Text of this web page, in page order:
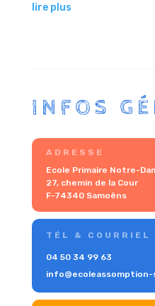
lire plus
INFOS
ADRESSE
Ecole Primaire Notre-
27, chemin de la Cour
F-74340 Samoëns
TÉL & COURRIEL
04 50 34 99 63